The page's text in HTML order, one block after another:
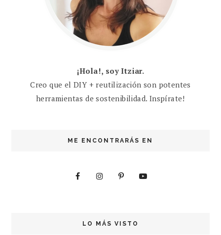
¡Hola!, soy Itziar.
Creo que el DIY + reutilización son potentes
herramientas de sostenibilidad. Inspírate!
ME ENCONTRARÁS EN
LO MÁS VISTO